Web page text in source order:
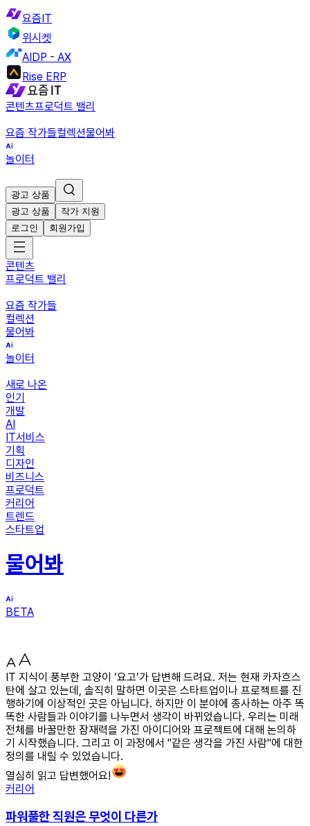
요즘IT
위시켓
AIDP - AX
Rise ERP
콘텐츠프로덕트 밸리
요즘 작가들컬렉션물어봐
놀이터
광고 상품
광고 상품
작가 지원
로그인
회원가입
콘텐츠
프로덕트 밸리
요즘 작가들
컬렉션
물어봐
놀이터
새로 나온
인기
개발
AI
IT서비스
기획
디자인
비즈니스
프로덕트
커리어
트렌드
스타트업
물어봐
BETA
IT 지식이 풍부한 고양이 ‘요고’가 답변해 드려요. 저는 현재 카자흐스
탄에 살고 있는데, 솔직히 말하면 이곳은 스타트업이나 프로젝트를 진
행하기에 이상적인 곳은 아닙니다. 하지만 이 분야에 종사하는 아주 똑
똑한 사람들과 이야기를 나누면서 생각이 바뀌었습니다. 우리는 미래
전체를 바꿀만한 잠재력을 가진 아이디어와 프로젝트에 대해 논의하
기 시작했습니다. 그리고 이 과정에서 "같은 생각을 가진 사람"에 대한
정의를 내릴 수 있었습니다.
열심히 읽고 답변했어요!
커리어
파워풀한 직원은 무엇이 다른가